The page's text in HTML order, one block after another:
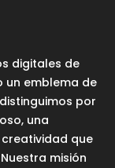
digitales de
un emblema de
por
una
que
misión